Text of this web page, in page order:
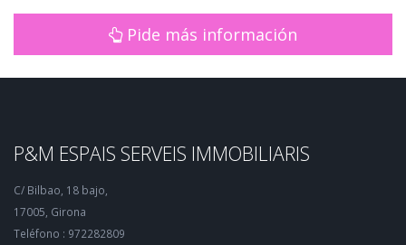
Pide más información
P&M ESPAIS SERVEIS IMMOBILIARIS
C/ Bilbao, 18 bajo,
17005, Girona
Teléfono : 972282809